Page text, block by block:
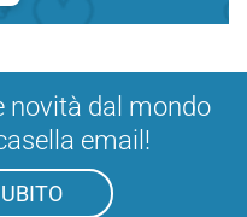
novità dal mondo
email!